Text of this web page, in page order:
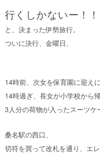
行くしかないー！！
と、決まった伊勢旅行。
ついに決行、金曜日、
14時前、次女を保育園に迎えに
14時過ぎ、長女が小学校から
3人分の荷物が入ったスーツケ
桑名駅の西口、
切符を買って改札を通り、エ